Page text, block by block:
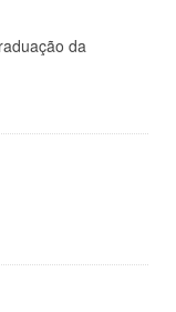
da